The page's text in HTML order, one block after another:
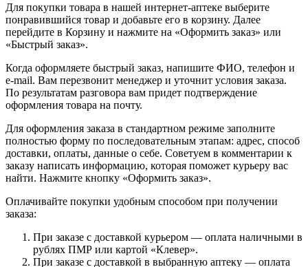
Для покупки товара в нашей интернет-аптеке выберите
понравившийся товар и добавьте его в корзину. Далее
перейдите в Корзину и нажмите на «Оформить заказ» или
«Быстрый заказ».
Когда оформляете быстрый заказ, напишите ФИО, телефон и
e-mail. Вам перезвонит менеджер и уточнит условия заказа.
По результатам разговора вам придет подтверждение
оформления товара на почту.
Для оформления заказа в стандартном режиме заполните
полностью форму по последовательным этапам: адрес, способ
доставки, оплаты, данные о себе. Советуем в комментарии к
заказу написать информацию, которая поможет курьеру вас
найти. Нажмите кнопку «Оформить заказ».
Оплачивайте покупки удобным способом при получении
заказа:
При заказе с доставкой курьером — оплата наличными в
рублях ПМР или картой «Клевер».
При заказе с доставкой в выбранную аптеку — оплата